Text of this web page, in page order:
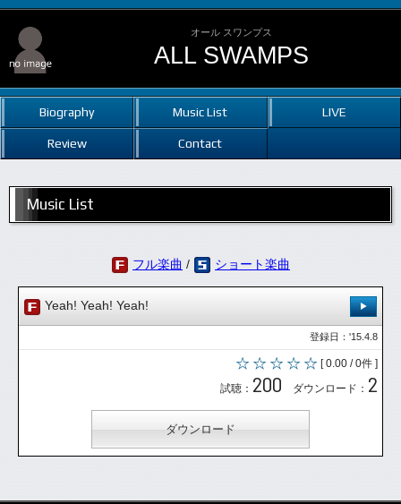
オール スワンプス
ALL SWAMPS
Biography Music List LIVE
Review Contact
Music List
フル楽曲 / ショート楽曲
Yeah! Yeah! Yeah!
登録日：'15.4.8
[ 0.00 / 0件 ]
試聴： 200 ダウンロード： 2
ダウンロード